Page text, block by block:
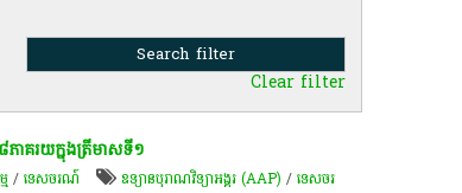
Clear filter
ភាគរយ​ក្នុង​ត្រីមាស​ទី​១
/ទេសចរណ៍ ឧទ្យានបុរាណវិទ្យាអង្គរ (AAP) /​ទេសចរ​